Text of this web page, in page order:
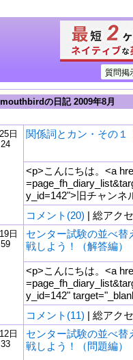
質問掲
mouthbirdの日記 2009年8月
日
関係詞とカン・その１
<p>こんにちは。<a
y_id=142">旧チャンネ
コメント(20) | 総アク
日
センター試験の並べ替
戦しよう！（解答編）
<p>こんにちは。<a
y_id=142"
コメント(11) | 総アク
日
センター試験の並べ替
戦しよう！（問題編）